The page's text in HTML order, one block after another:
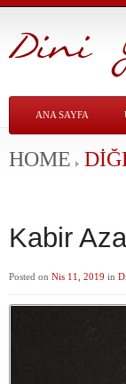
ANA SAYFA
HOME
Kabir
Posted on Nis 11, 2019 in